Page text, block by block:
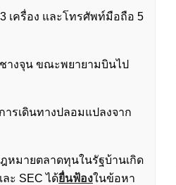
เครื่อง และโทรศัพท์มือถือ 5
างจุน ขณะพยายามบินไป
ารเดินทางปลอมแปลงจาก
หมายตลาดทุนในรัฐบ้านเกิด
ะ SEC ได้ยื่นฟ้องในข้อหา